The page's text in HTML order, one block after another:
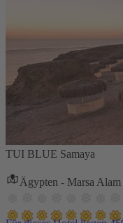
TUI BLUE Samaya
Ägypten - Marsa Alam